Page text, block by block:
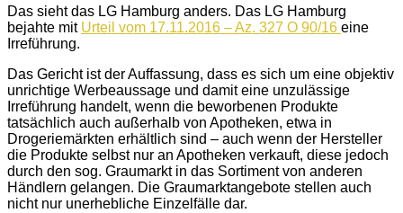
Das sieht das LG Hamburg anders. Das LG Hamburg
bejahte mit Urteil vom 17.11.2016 – Az. 327 O 90/16 eine
Irreführung.
Das Gericht ist der Auffassung, dass es sich um eine objektiv
unrichtige Werbeaussage und damit eine unzulässige
Irreführung handelt, wenn die beworbenen Produkte
tatsächlich auch außerhalb von Apotheken, etwa in
Drogeriemärkten erhältlich sind – auch wenn der Hersteller
die Produkte selbst nur an Apotheken verkauft, diese jedoch
durch den sog. Graumarkt in das Sortiment von anderen
Händlern gelangen. Die Graumarktangebote stellen auch
nicht nur unerhebliche Einzelfälle dar.